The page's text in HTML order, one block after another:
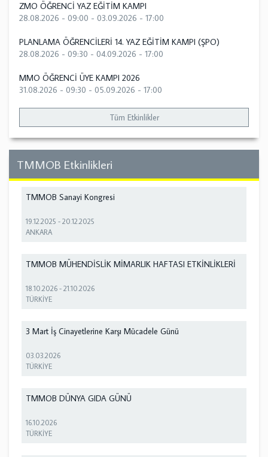
ZMO ÖĞRENCİ YAZ EĞİTİM KAMPI
28.08.2026 - 09:00 - 03.09.2026 - 17:00
PLANLAMA ÖĞRENCİLERİ 14. YAZ EĞİTİM KAMPI (ŞPO)
28.08.2026 - 09:30 - 04.09.2026 - 17:00
MMO ÖĞRENCİ ÜYE KAMPI 2026
31.08.2026 - 09:30 - 05.09.2026 - 17:00
Tüm Etkinlikler
TMMOB Etkinlikleri
TMMOB Sanayi Kongresi
19.12.2025 -20.12.2025
ANKARA
TMMOB MÜHENDİSLİK MİMARLIK HAFTASI ETKİNLİKLERİ
18.10.2026 -21.10.2026
TÜRKİYE
3 Mart İş Cinayetlerine Karşı Mücadele Günü
03.03.2026
TÜRKİYE
TMMOB DÜNYA GIDA GÜNÜ
16.10.2026
TÜRKİYE